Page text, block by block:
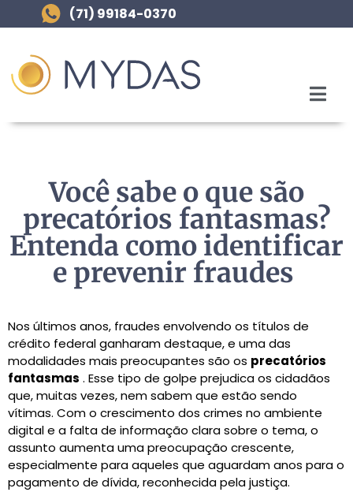
(71) 99184-0370
Você sabe o que são
precatórios fantasmas?
Entenda como identificar
e prevenir fraudes
Nos últimos anos, fraudes envolvendo os títulos de
crédito federal ganharam destaque, e uma das
modalidades mais preocupantes são os precatórios
fantasmas . Esse tipo de golpe prejudica os cidadãos
que, muitas vezes, nem sabem que estão sendo
vítimas. Com o crescimento dos crimes no ambiente
digital e a falta de informação clara sobre o tema, o
assunto aumenta uma preocupação crescente,
especialmente para aqueles que aguardam anos para o
pagamento de dívida, reconhecida pela justiça.